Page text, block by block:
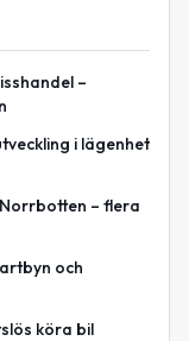
–
i lägenhet
– flera
och
köra bil